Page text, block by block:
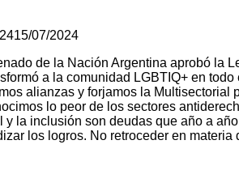
15/07/2024
de la Nación Argentina aprobó la
a la comunidad LGBTIQ+ en
alianzas y forjamos la
lo peor de los sectores
la inclusión son deudas que año a
los logros. No retroceder en